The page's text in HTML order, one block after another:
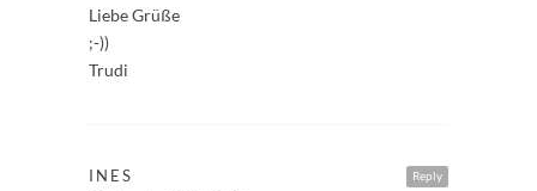
Liebe Grüße
;-))
Trudi
Reply
INES